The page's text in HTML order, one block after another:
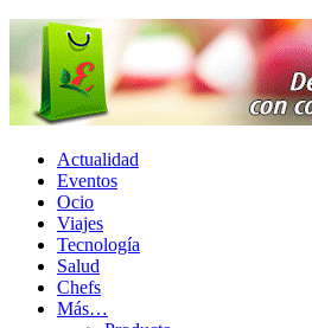
Actualidad
Eventos
Ocio
Viajes
Tecnología
Salud
Chefs
Más…